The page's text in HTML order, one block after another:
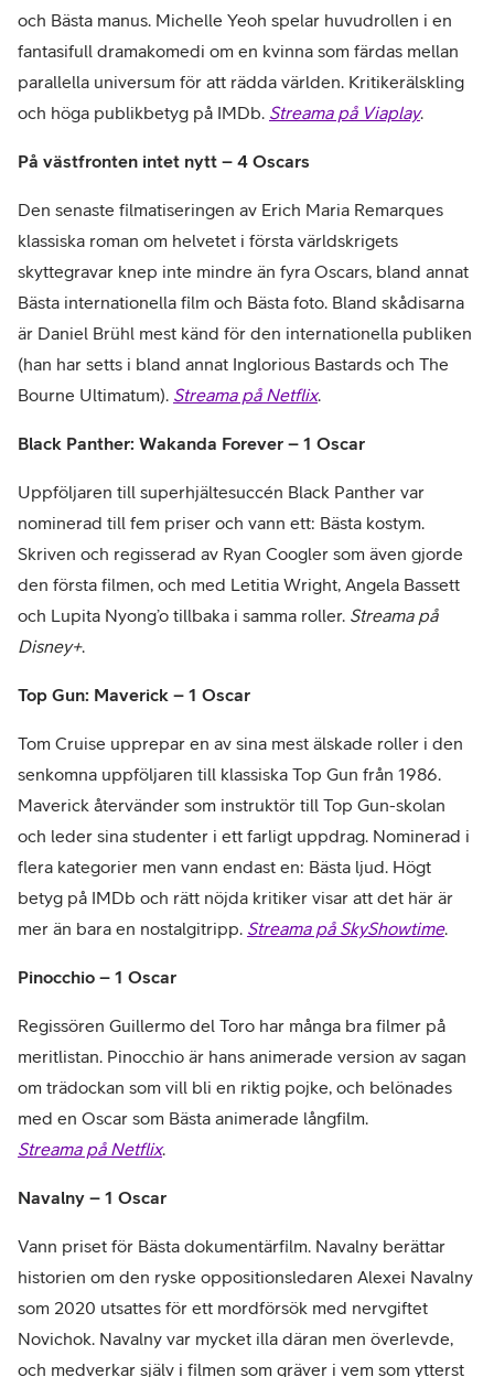
och Bästa manus. Michelle Yeoh spelar huvudrollen i en
fantasifull dramakomedi om en kvinna som färdas mellan
parallella universum för att rädda världen. Kritikerälskling
och höga publikbetyg på IMDb. Streama på Viaplay.
På västfronten intet nytt – 4 Oscars
Den senaste filmatiseringen av Erich Maria Remarques
klassiska roman om helvetet i första världskrigets
skyttegravar knep inte mindre än fyra Oscars, bland annat
Bästa internationella film och Bästa foto. Bland skådisarna
är Daniel Brühl mest känd för den internationella publiken
(han har setts i bland annat Inglorious Bastards och The
Bourne Ultimatum). Streama på Netflix.
Black Panther: Wakanda Forever – 1 Oscar
Uppföljaren till superhjältesuccén Black Panther var
nominerad till fem priser och vann ett: Bästa kostym.
Skriven och regisserad av Ryan Coogler som även gjorde
den första filmen, och med Letitia Wright, Angela Bassett
och Lupita Nyong’o tillbaka i samma roller. Streama på
Disney+.
Top Gun: Maverick – 1 Oscar
Tom Cruise upprepar en av sina mest älskade roller i den
senkomna uppföljaren till klassiska Top Gun från 1986.
Maverick återvänder som instruktör till Top Gun-skolan
och leder sina studenter i ett farligt uppdrag. Nominerad i
flera kategorier men vann endast en: Bästa ljud. Högt
betyg på IMDb och rätt nöjda kritiker visar att det här är
mer än bara en nostalgitripp. Streama på SkyShowtime.
Pinocchio – 1 Oscar
Regissören Guillermo del Toro har många bra filmer på
meritlistan. Pinocchio är hans animerade version av sagan
om trädockan som vill bli en riktig pojke, och belönades
med en Oscar som Bästa animerade långfilm.
Streama på Netflix.
Navalny – 1 Oscar
Vann priset för Bästa dokumentärfilm. Navalny berättar
historien om den ryske oppositionsledaren Alexei Navalny
som 2020 utsattes för ett mordförsök med nervgiftet
Novichok. Navalny var mycket illa däran men överlevde,
och medverkar själv i filmen som gräver i vem som ytterst